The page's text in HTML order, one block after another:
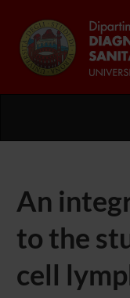
An
to the
cell